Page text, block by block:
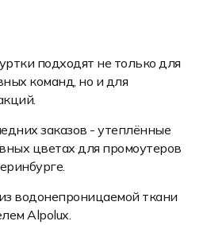
подходят не только для
команд, но и для
заказов - утеплённые
цветах для промоутеров
водонепроницаемой ткани
Alpolux.